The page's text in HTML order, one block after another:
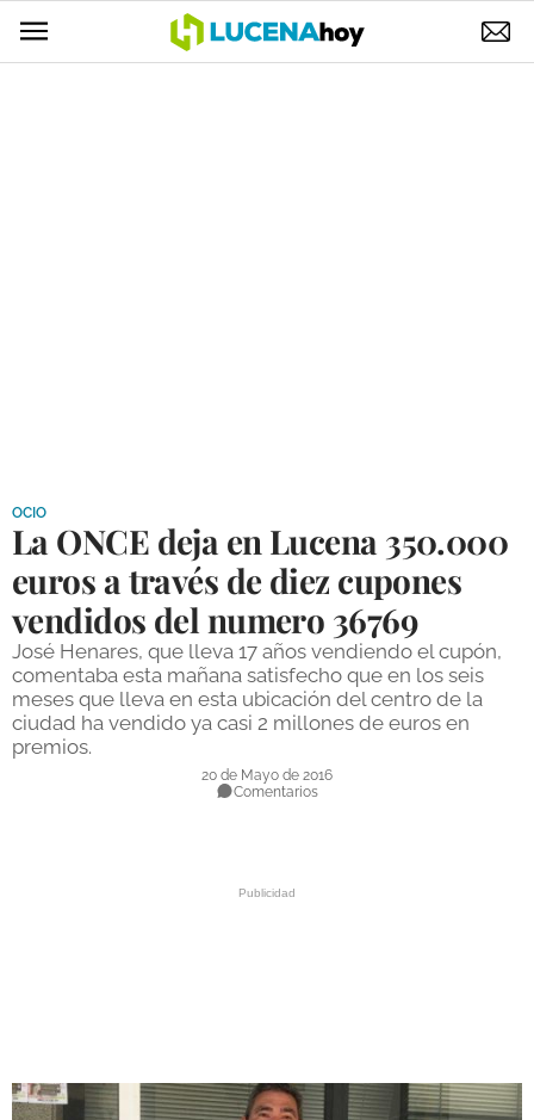
DEPORTES
COMPETICIONES
DEPORTE BASE
OPINIÓN
VENTANA CIUDADANA
OCIO
La ONCE deja en Lucena 350.000
euros a través de diez cupones
vendidos del numero 36769
José Henares, que lleva 17 años vendiendo el cupón,
comentaba esta mañana satisfecho que en los seis
meses que lleva en esta ubicación del centro de la
ciudad ha vendido ya casi 2 millones de euros en
premios.
20 de Mayo de 2016
Comentarios